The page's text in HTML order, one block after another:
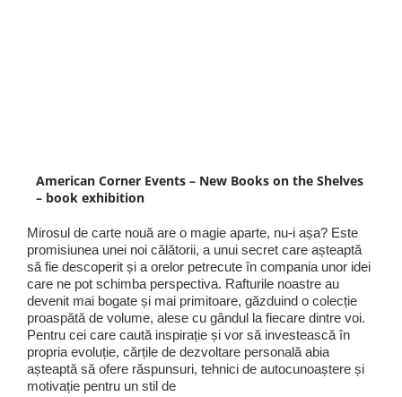
American Corner Events – New Books on the Shelves
– book exhibition
Mirosul de carte nouă are o magie aparte, nu-i așa? Este
promisiunea unei noi călătorii, a unui secret care așteaptă
să fie descoperit și a orelor petrecute în compania unor idei
care ne pot schimba perspectiva. Rafturile noastre au
devenit mai bogate și mai primitoare, găzduind o colecție
proaspătă de volume, alese cu gândul la fiecare dintre voi.
Pentru cei care caută inspirație și vor să investească în
propria evoluție, cărțile de dezvoltare personală abia
așteaptă să ofere răspunsuri, tehnici de autocunoaștere și
motivație pentru un stil de